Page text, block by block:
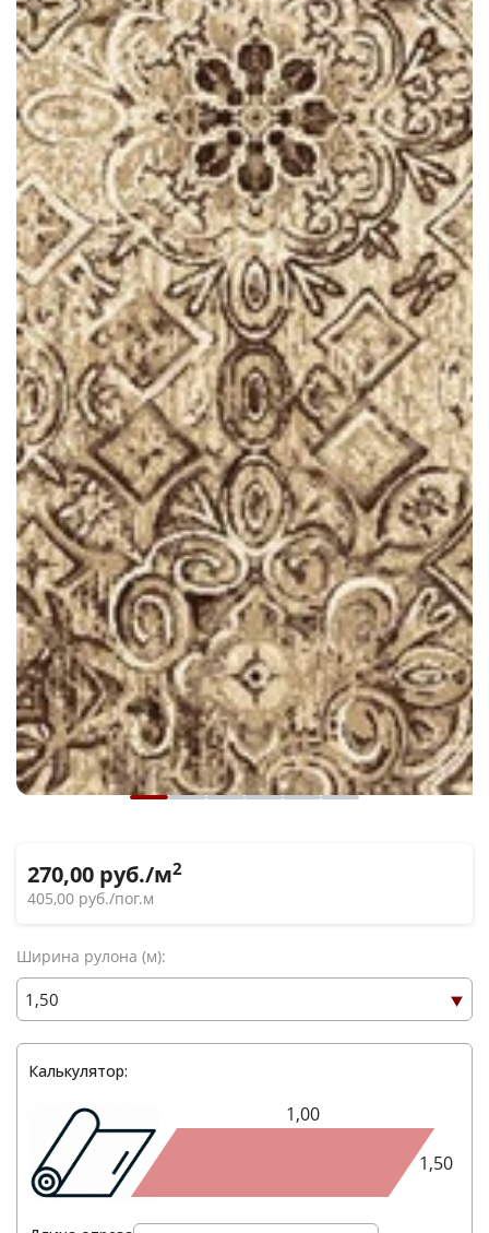
270,00 руб./м2
405,00 руб./пог.м
Ширина рулона (м):
Калькулятор:
1,00
1,50
Телефон *